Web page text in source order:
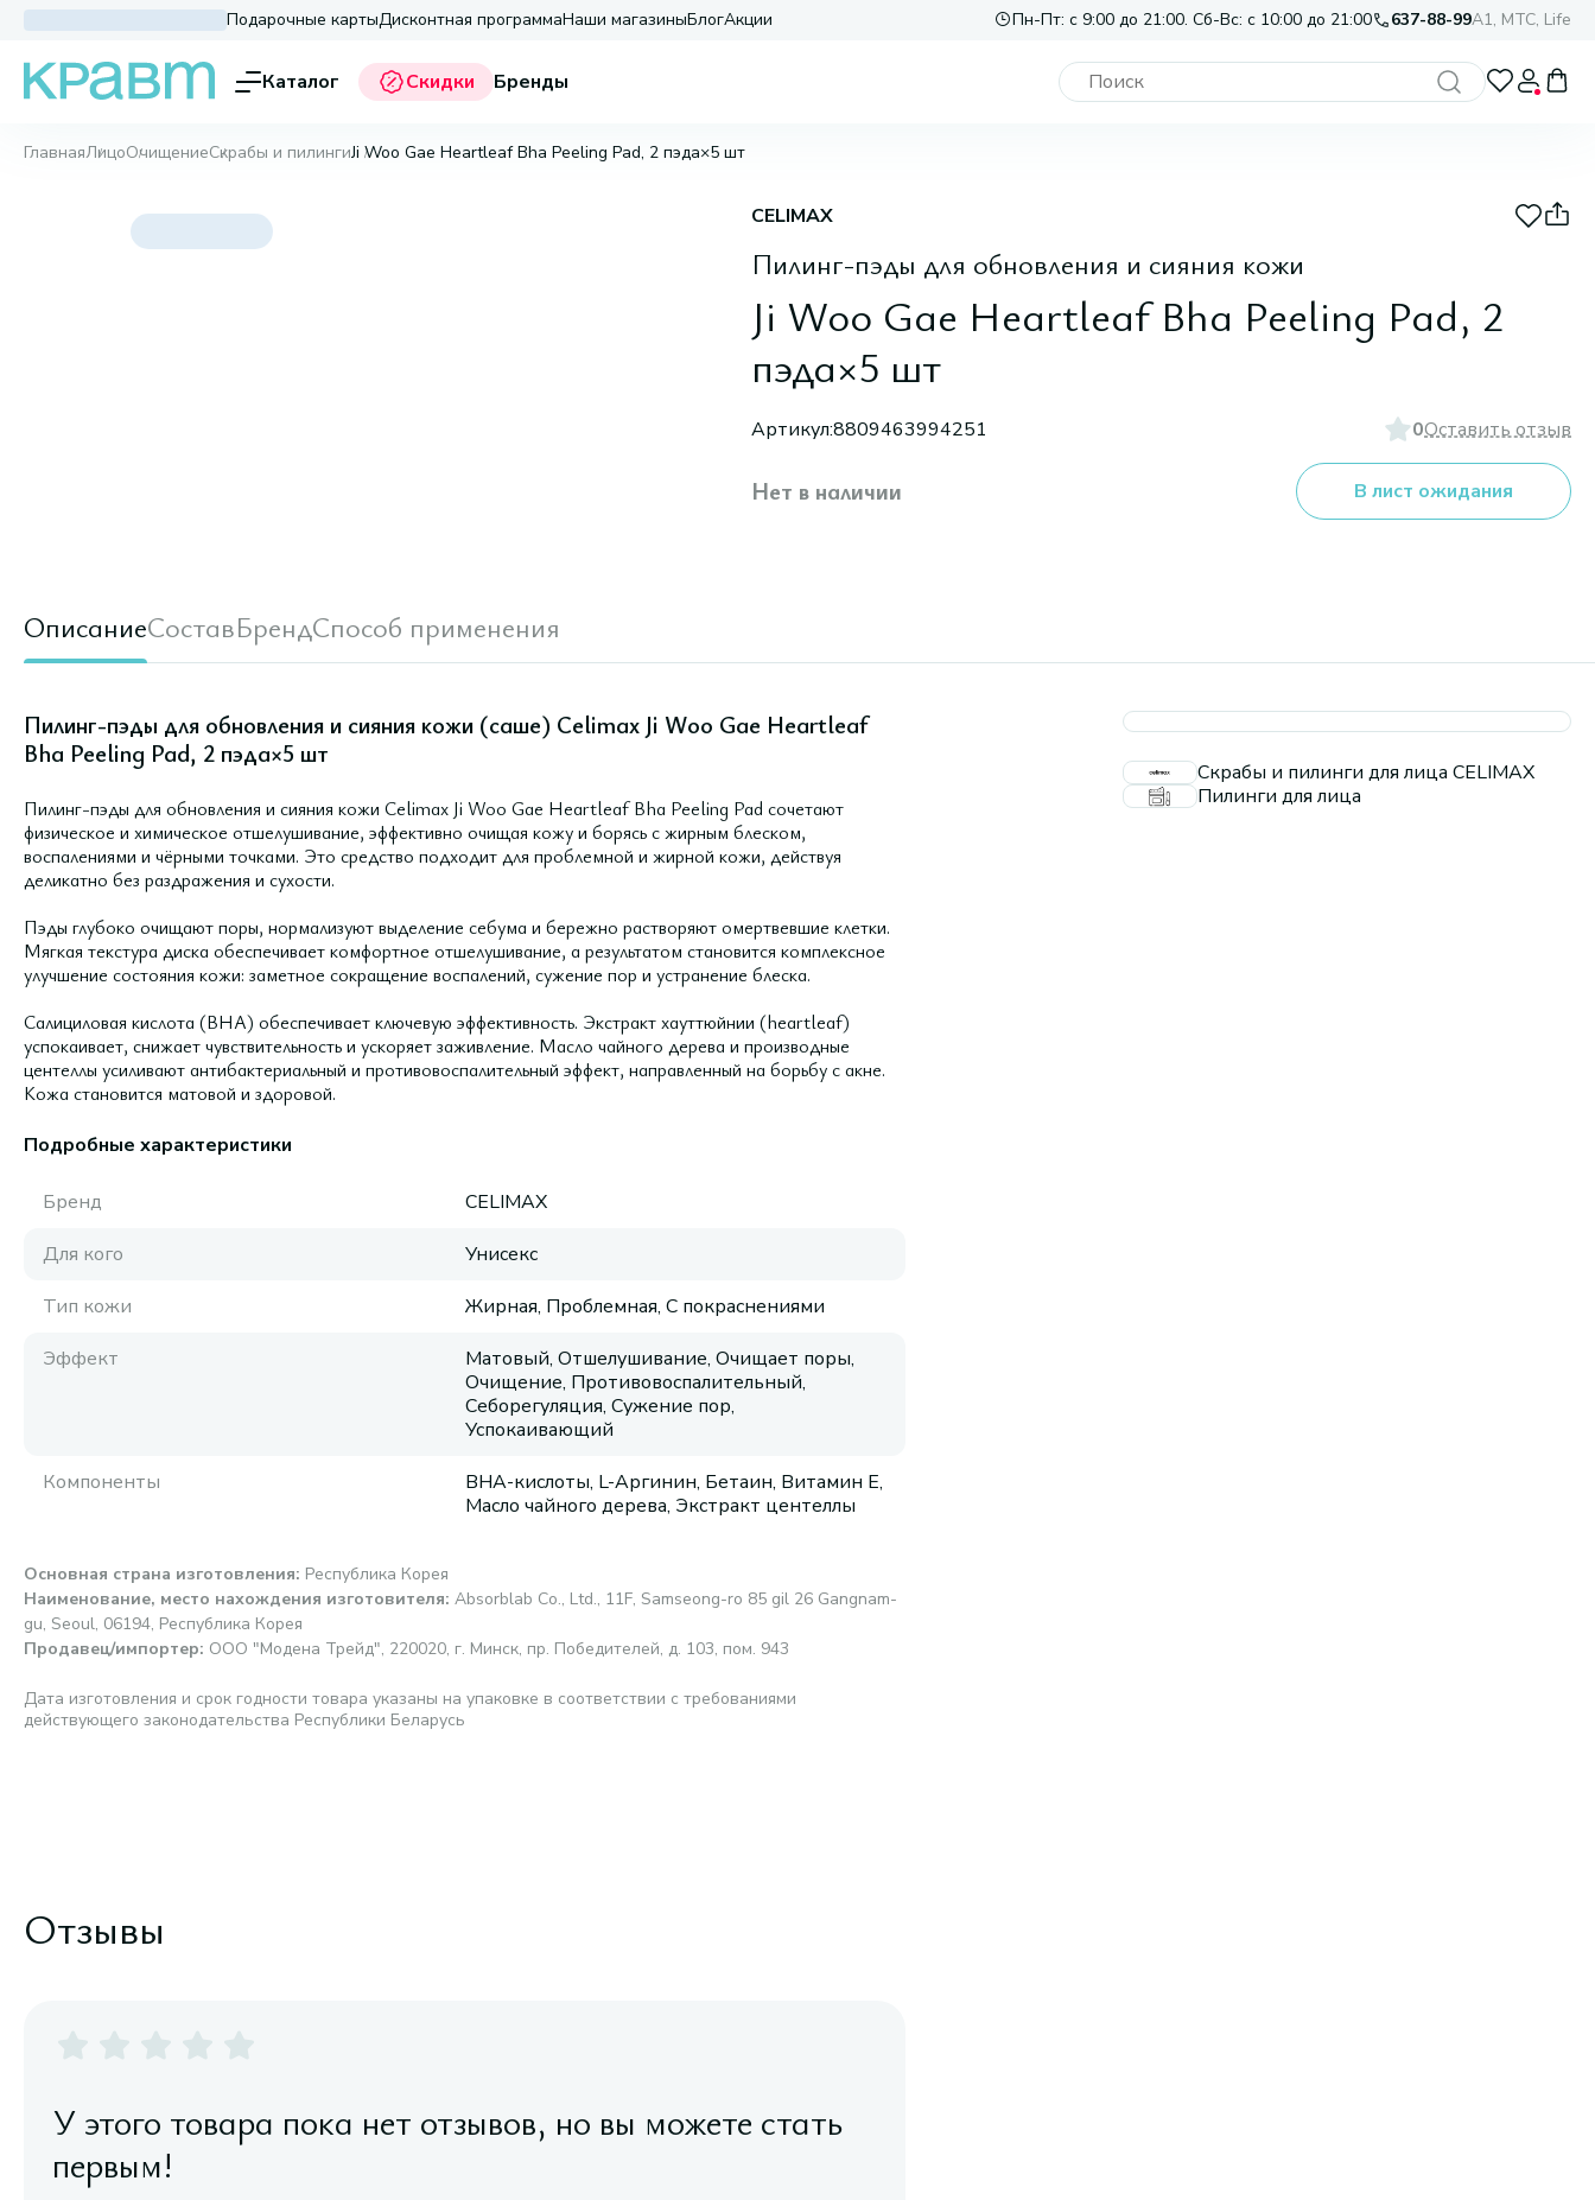
Подарочные картыДисконтная программаНаши магазиныБлогАкции Пн-Пт: с 9:00 до 21:00. Сб-Вс: с 10:00 до 21:00 637-88-99A1, МТС, Life
Каталог Скидки Бренды
ГлавнаяЛицоОчищениеСкрабы и пилингиJi Woo Gae Heartleaf Bha Peeling Pad, 2 пэда×5 шт
CELIMAX
Пилинг-пэды для обновления и сияния кожи
Ji Woo Gae Heartleaf Bha Peeling Pad, 2
пэда×5 шт
Артикул:8809463994251 0Оставить отзыв
Нет в наличии В лист ожидания
ОписаниеСоставБрендСпособ применения
Пилинг-пэды для обновления и сияния кожи (саше) Celimax Ji Woo Gae Heartleaf
Bha Peeling Pad, 2 пэда×5 шт
Пилинг-пэды для обновления и сияния кожи Celimax Ji Woo Gae Heartleaf Bha Peeling Pad сочетают
физическое и химическое отшелушивание, эффективно очищая кожу и борясь с жирным блеском,
воспалениями и чёрными точками. Это средство подходит для проблемной и жирной кожи, действуя
деликатно без раздражения и сухости.
Пэды глубоко очищают поры, нормализуют выделение себума и бережно растворяют омертвевшие клетки.
Мягкая текстура диска обеспечивает комфортное отшелушивание, а результатом становится комплексное
улучшение состояния кожи: заметное сокращение воспалений, сужение пор и устранение блеска.
Салициловая кислота (BHA) обеспечивает ключевую эффективность. Экстракт хауттюйнии (heartleaf)
успокаивает, снижает чувствительность и ускоряет заживление. Масло чайного дерева и производные
центеллы усиливают антибактериальный и противовоспалительный эффект, направленный на борьбу с акне.
Кожа становится матовой и здоровой.
Подробные характеристики
Бренд
CELIMAX
Для кого
Унисекс
Тип кожи
Жирная, Проблемная, С покраснениями
Эффект
Матовый, Отшелушивание, Очищает поры,
Очищение, Противовоспалительный,
Себорегуляция, Сужение пор,
Успокаивающий
Компоненты
BHA-кислоты, L-Аргинин, Бетаин, Витамин E,
Масло чайного дерева, Экстракт центеллы
Основная страна изготовления: Республика Корея
Наименование, место нахождения изготовителя: Absorblab Co., Ltd., 11F, Samseong-ro 85 gil 26 Gangnam-
gu, Seoul, 06194, Республика Корея
Продавец/импортер: ООО "Модена Трейд", 220020, г. Минск, пр. Победителей, д. 103, пом. 943
Дата изготовления и срок годности товара указаны на упаковке в соответствии с требованиями
действующего законодательства Республики Беларусь
Скрабы и пилинги для лица CELIMAX
Пилинги для лица
Отзывы
У этого товара пока нет отзывов, но вы можете стать
первым!